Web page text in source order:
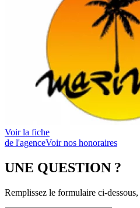
Voir la fiche
de l'agenceVoir nos honoraires
UNE QUESTION ?
Remplissez le formulaire ci-